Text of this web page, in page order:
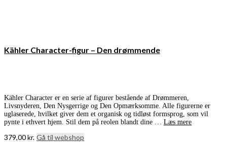
Kähler Character-figur – Den drømmende
Kähler Character er en serie af figurer bestående af Drømmeren,
Livsnyderen, Den Nysgerrige og Den Opmærksomme. Alle figurerne er
uglaserede, hvilket giver dem et organisk og tidløst formsprog, som vil
pynte i ethvert hjem. Stil dem på reolen blandt dine … Læs mere
379,00kr. Gå til webshop